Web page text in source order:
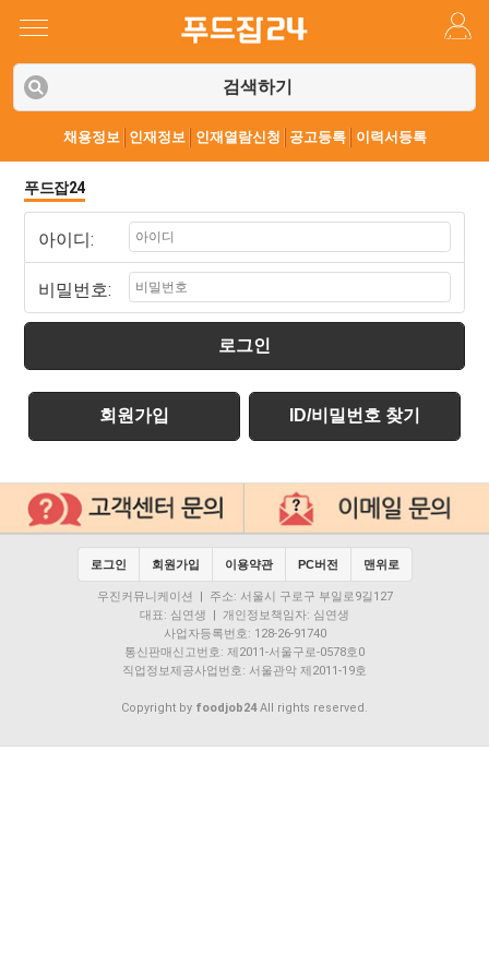
검색하기
채용정보 인재정보 인재열람신청 공고등록 이력서등록
푸드잡24
아이디:
비밀번호:
로그인
회원가입 ID/비밀번호 찾기
로그인 회원가입 이용약관 PC버전 맨위로
우진커뮤니케이션 | 주소: 서울시 구로구 부일로9길127
대표: 심연생 | 개인정보책임자: 심연생
사업자등록번호: 128-26-91740
통신판매신고번호: 제2011-서울구로-0578호0
직업정보제공사업번호: 서울관악 제2011-19호
Copyright by foodjob24All rights reserved.